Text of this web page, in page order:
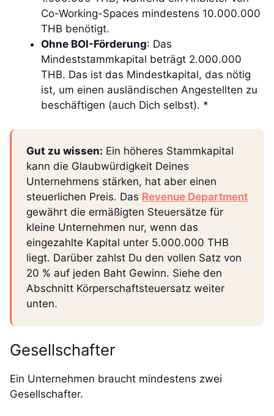
Co-Working-Spaces mindestens 10.000.000
THB benötigt.
Ohne BOI-Förderung: Das
Mindeststammkapital beträgt 2.000.000
THB. Das ist das Mindestkapital, das nötig
ist, um einen ausländischen Angestellten zu
beschäftigen (auch Dich selbst). *
Gut zu wissen: Ein höheres Stammkapital
kann die Glaubwürdigkeit Deines
Unternehmens stärken, hat aber einen
steuerlichen Preis. Das Revenue Department
gewährt die ermäßigten Steuersätze für
kleine Unternehmen nur, wenn das
eingezahlte Kapital unter 5.000.000 THB
liegt. Darüber zahlst Du den vollen Satz von
20 % auf jeden Baht Gewinn. Siehe den
Abschnitt Körperschaftsteuersatz weiter
unten.
Gesellschafter
Ein Unternehmen braucht mindestens zwei
Gesellschafter.